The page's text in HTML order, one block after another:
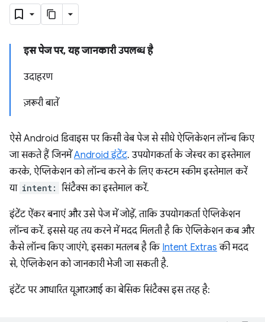
इस पेज पर, यह जानकारी उपलब्ध है
उदाहरण
ज़रूरी बातें
ऐसे Android डिवाइस पर किसी वेब पेज से सीधे ऐप्लिकेशन लॉन्च किए
जा सकते हैं जिनमेंAndroid इंटेंट. उपयोगकर्ता के जेस्चर का इस्तेमाल
करके, ऐप्लिकेशन को लॉन्च करने के लिए कस्टम स्कीम इस्तेमाल करें
या intent: सिंटैक्स का इस्तेमाल करें.
इंटेंट ऐंकर बनाएं और उसे पेज में जोड़ें, ताकि उपयोगकर्ता ऐप्लिकेशन
लॉन्च करें. इससे यह तय करने में मदद मिलती है कि ऐप्लिकेशन कब और
कैसे लॉन्च किए जाएंगे, इसका मतलब है कि Intent Extras की मदद
से, ऐप्लिकेशन को जानकारी भेजी जा सकती है.
इंटेंट पर आधारित यूआरआई का बेसिक सिंटैक्स इस तरह है: